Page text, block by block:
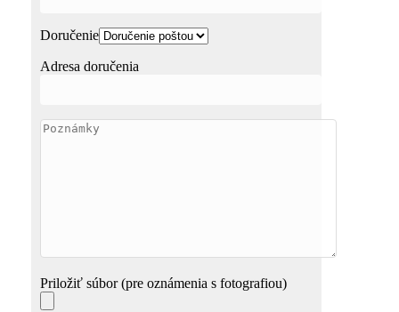
Doručenie
Adresa doručenia
Priložiť súbor (pre oznámenia s fotografiou)